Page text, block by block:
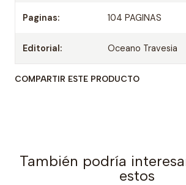
Paginas: 104 PAGINAS
Editorial: Oceano Travesia
COMPARTIR ESTE PRODUCTO
También podría
estos